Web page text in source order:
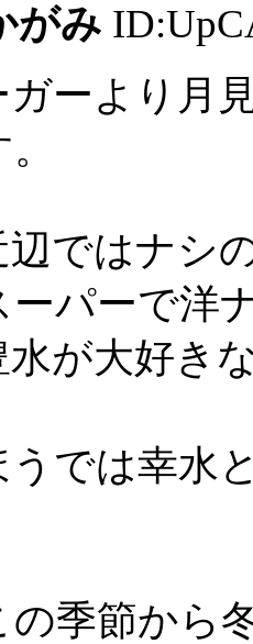
がみ
ガーより月
辺ではナシ
ーパーで洋
水が大好き
うでは幸水
の季節から